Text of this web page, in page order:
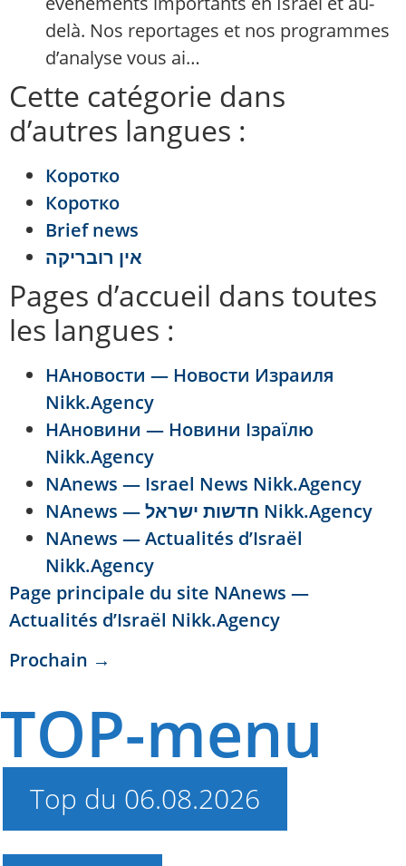
delà. Nos reportages et nos programmes
d’analyse vous ai…
Cette catégorie dans
d’autres langues :
Коротко
Коротко
Brief news
אין רובריקה
Pages d’accueil dans toutes
les langues :
НАновости — Новости Израиля
Nikk.Agency
НАновини — Новини Ізраїлю
Nikk.Agency
NAnews — Israel News Nikk.Agency
NAnews — חדשות ישראל Nikk.Agency
NAnews — Actualités d’Israël
Nikk.Agency
Page principale du site NAnews —
Actualités d’Israël Nikk.Agency
Prochain →
TOP-menu
Top du 06.08.2026